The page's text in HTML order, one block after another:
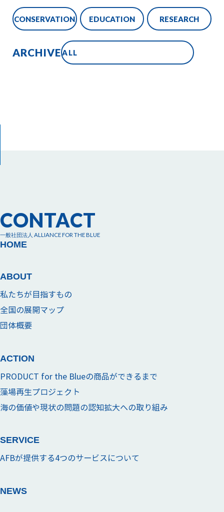
CONSERVATION EDUCATION RESEARCH
ARCHIVE
CONTACT
一般社団法人 ALLIANCE FOR THE BLUE
HOME
ABOUT
私たちが目指すもの
全国の展開マップ
団体概要
ACTION
PRODUCT for the Blueの商品ができるまで
藻場再生プロジェクト
海の価値や現状の問題の認知拡大への取り組み
SERVICE
AFBが提供する4つのサービスについて
NEWS